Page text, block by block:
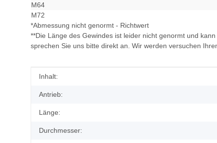
M64
M72
*Abmessung nicht genormt - Richtwert
**Die Länge des Gewindes ist leider nicht genormt und
sprechen Sie uns bitte direkt an. Wir werden versuchen
Produkteigenschaft
Wert
Inhalt:
Antrieb:
Länge:
Durchmesser: